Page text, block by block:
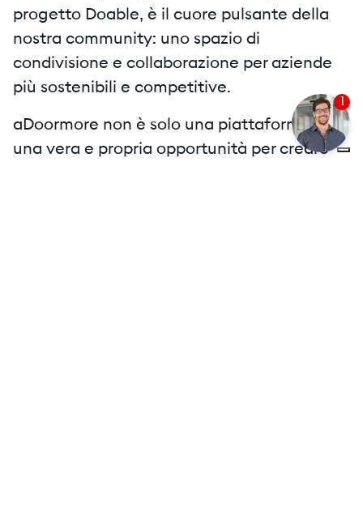
progetto Doable, è il cuore pulsante della
nostra community: uno spazio di
condivisione e collaborazione per aziende
più sostenibili e competitive.
aDoormore non è solo una piattaforma, ma
una vera e propria opportunità per creare